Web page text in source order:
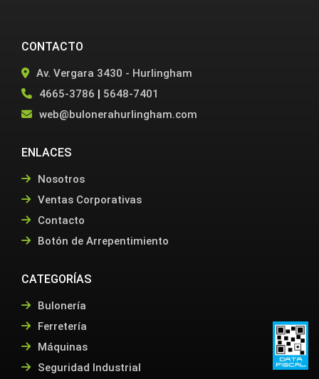
CONTACTO
Av. Vergara 3430 - Hurlingham
4665-3786 | 5648-7401
web@bulonerahurlingham.com
ENLACES
Nosotros
Ventas Corporativas
Contacto
Botón de Arrepentimiento
CATEGORÍAS
Bulonería
Ferretería
Máquinas
Seguridad Industrial